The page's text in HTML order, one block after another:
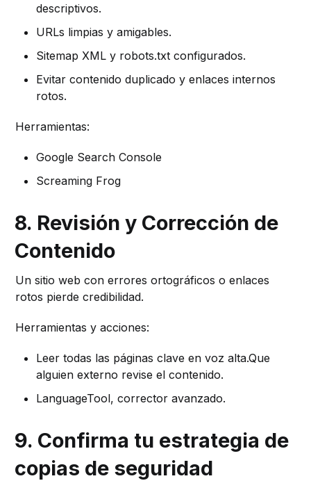
descriptivos.
URLs limpias y amigables.
Sitemap XML y robots.txt configurados.
Evitar contenido duplicado y enlaces internos
rotos.
Herramientas:
Google Search Console
Screaming Frog
8. Revisión y Corrección de
Contenido
Un sitio web con errores ortográficos o enlaces
rotos pierde credibilidad.
Herramientas y acciones:
Leer todas las páginas clave en voz alta.Que
alguien externo revise el contenido.
LanguageTool, corrector avanzado.
9. Confirma tu estrategia de
copias de seguridad